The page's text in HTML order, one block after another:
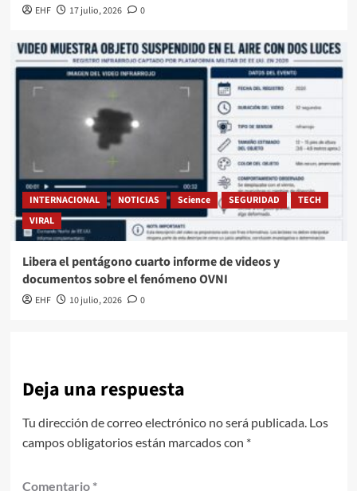
EHF 17 julio, 2026 0
INTERNACIONAL NOTICIAS Science SEGURIDAD
TECH
VIRAL
Libera el pentágono cuarto informe de videos y
documentos sobre el fenómeno OVNI
EHF 10 julio, 2026 0
Deja una respuesta
Tu dirección de correo electrónico no será publicada. Los
campos obligatorios están marcados con *
Comentario *